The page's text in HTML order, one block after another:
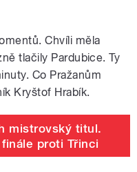
Chvíli měla
tlačily Pardubice. Ty
Co Pražanům
Kryštof Hrabík.
mistrovský titul.
proti Třinci